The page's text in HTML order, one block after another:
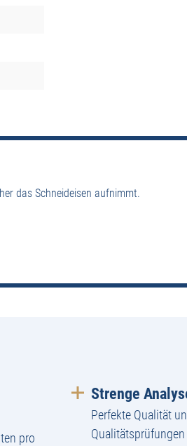
das Schneideisen aufnimmt.
pro
Strenge
Perfekte Qualität
Qualitätsprüfungen